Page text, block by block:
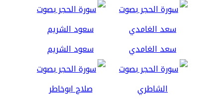
سعد الغامدي سعود الشريم